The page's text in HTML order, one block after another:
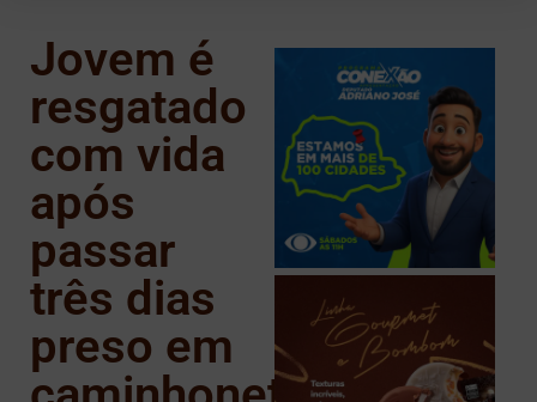
Jovem é
resgatado
com vida
após
passar
três dias
preso em